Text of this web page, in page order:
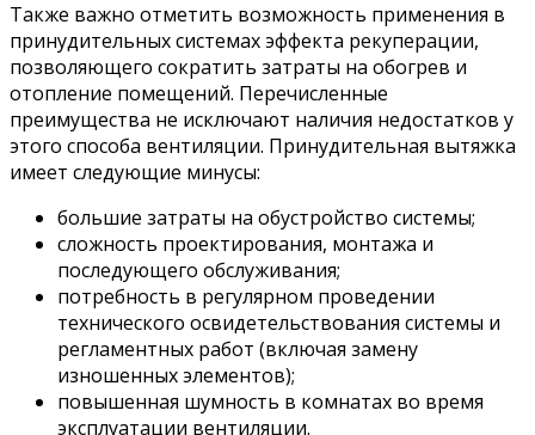
Также важно отметить возможность применения в
принудительных системах эффекта рекуперации,
позволяющего сократить затраты на обогрев и
отопление помещений. Перечисленные
преимущества не исключают наличия недостатков у
этого способа вентиляции. Принудительная вытяжка
имеет следующие минусы:
большие затраты на обустройство системы;
сложность проектирования, монтажа и
последующего обслуживания;
потребность в регулярном проведении
технического освидетельствования системы и
регламентных работ (включая замену
изношенных элементов);
повышенная шумность в комнатах во время
эксплуатации вентиляции.